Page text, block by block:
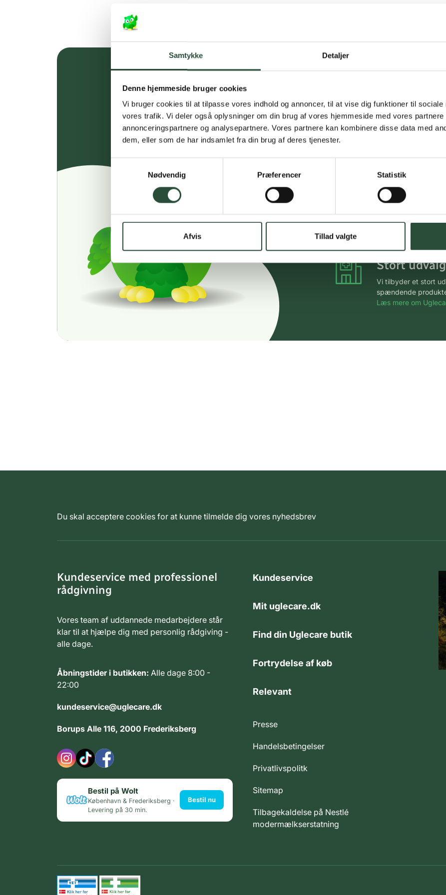
Samtykke Detaljer
Denne hjemmeside bruger cookies
Vi bruger cookies til at tilpasse vores indhold og annoncer, til at vise dig funktioner til
vores trafik. Vi deler også oplysninger om din brug af vores hjemmeside med vores partnere
annonceringspartnere og analysepartnere. Vores partnere kan kombinere disse data med
dem, eller som de har indsamlet fra din brug af deres tjenester.
Nødvendig
Præferencer Statistik
Afvis Tillad valgte
Personlig
Hurtig
Hurtigt leveringen
Faste lave
*Gælder ikke
Stort
Vi tilbyder et stort
spændende
Læs mere om
Du skal acceptere cookies for at kunne tilmelde dig vores nyhedsbrev
Kundeservice med professionel
rådgivning
Vores team af uddannede medarbejdere står
klar til at hjælpe dig med personlig rådgiving -
alle dage.
Åbningstider i butikken: Alle dage 8:00 -
22:00
kundeservice@uglecare.dk
Borups Alle 116, 2000 Frederiksberg
Bestil på Wolt
København & Frederiksberg ·
Levering på 30 min.
Bestil nu
Kundeservice
Mit uglecare.dk
Find din Uglecare butik
Fortrydelse af køb
Relevant
Presse
Handelsbetingelser
Privatlivspolitk
Sitemap
Tilbagekaldelse på Nestlé
modermælkserstatning